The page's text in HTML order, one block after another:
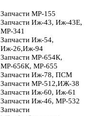
Запчасти МР-155
Запчасти Иж-43, Иж-43Е,
МР-341
Запчасти Иж-54,
Иж-26,Иж-94
Запчасти МР-654К,
МР-656К, МР-655
Запчасти Иж-78, ПСМ
Запчасти МР-512,ИЖ-38
Запчасти Иж-60, Иж-61
Запчасти Иж-46, МР-532
Запчасти